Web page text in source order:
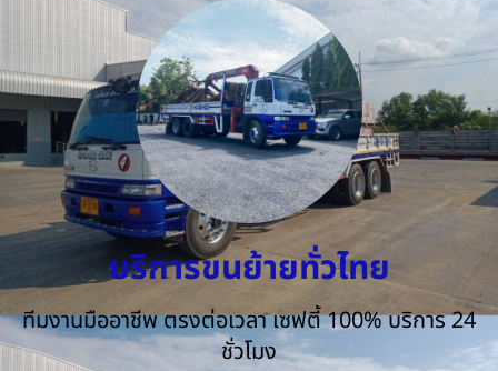
บริการขนย้ายทั่วไทย
ทีมงานมืออาชีพ ตรงต่อเวลา เซฟตี้ 100% บริการ 24
ชั่วโมง